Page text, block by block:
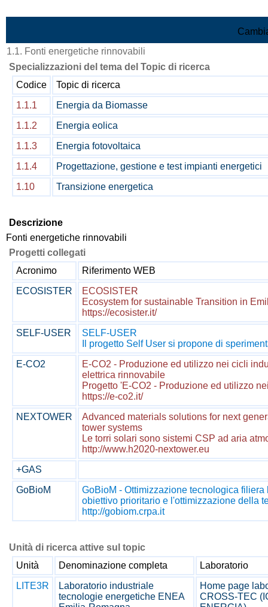
1.1. Fonti energetiche rinnovabili
Specializzazioni del tema del Topic di ricerca
Codice
Topic di ricerca
1.1.1
Energia da Biomasse
1.1.2
Energia eolica
1.1.3
Energia fotovoltaica
1.1.4
Progettazione, gestione e test impianti energetici
1.10
Transizione energetica
Descrizione
Fonti energetiche rinnovabili
Progetti collegati
Acronimo
Riferimento WEB
ECOSISTER
ECOSISTER
Ecosystem for sustainable Transition in
https://ecosister.it/
SELF-USER
SELF-USER
Il progetto Self User si propone di
E-CO2
E-CO2 - Produzione ed utilizzo nei cicli
elettrica rinnovabile
Progetto 'E-CO2 - Produzione ed utilizzo
https://e-co2.it/
NEXTOWER
Advanced materials solutions for next
tower systems
Le torri solari sono sistemi CSP ad aria
http://www.h2020-nextower.eu
+GAS
GoBioM
GoBioM - Ottimizzazione tecnologica filiera
obiettivo prioritario e l'ottimizzazione della
http://gobiom.crpa.it
Unità di ricerca attive sul topic
Unità
Denominazione completa
Laboratorio
LITE3R
Laboratorio industriale
tecnologie energetiche ENEA
Home page
CROSS-TEC